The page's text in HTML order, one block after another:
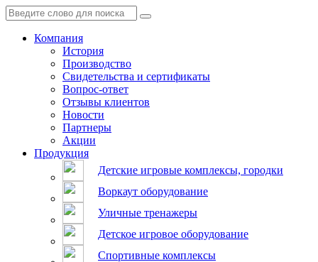
Компания
История
Производство
Свидетельства и сертификаты
Вопрос-ответ
Отзывы клиентов
Новости
Партнеры
Акции
Продукция
Детские игровые комплексы, городки
Воркаут оборудование
Уличные тренажеры
Детское игровое оборудование
Спортивные комплексы